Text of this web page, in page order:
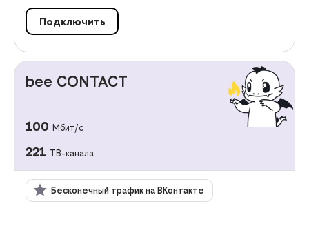
Подключить
bee CONTACT
100 Мбит/с
221 ТВ-канала
Бесконечный трафик на ВКонтакте